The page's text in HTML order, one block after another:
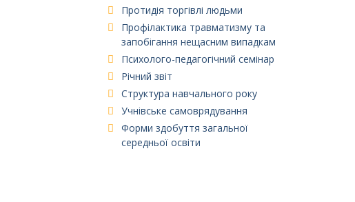
Протидія торгівлі людьми
Профілактика травматизму та
запобігання нещасним випадкам
Психолого-педагогічний семінар
Річний звіт
Структура навчального року
Учнівське самоврядування
Форми здобуття загальної
середньої освіти